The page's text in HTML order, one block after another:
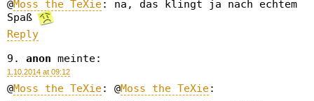
@Moss the TeXie: na, das klingt ja nach echtem
Spaß
Reply
anon meinte:
1.10.2014 at 09:12
@Moss the TeXie: @Moss the TeXie: